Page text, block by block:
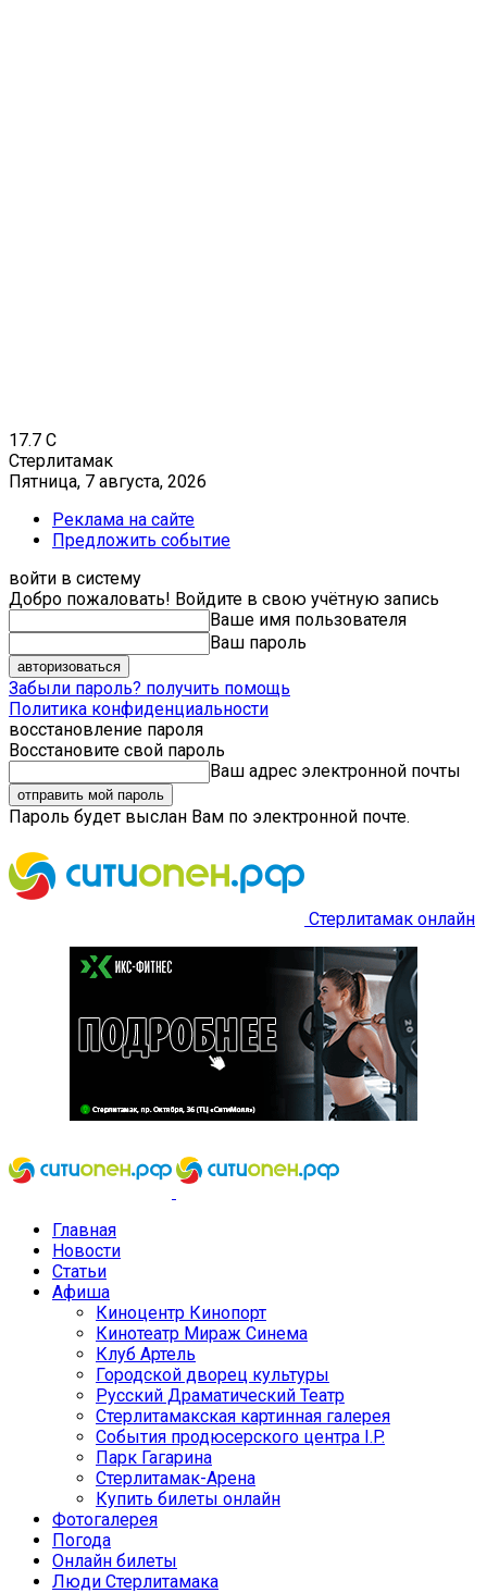
17.7 C
Стерлитамак
Пятница, 7 августа, 2026
Реклама на сайте
Предложить событие
войти в систему
Добро пожаловать! Войдите в свою учётную запись
Ваше имя пользователя
Ваш пароль
Забыли пароль? получить помощь
Политика конфиденциальности
восстановление пароля
Восстановите свой пароль
Ваш адрес электронной почты
Пароль будет выслан Вам по электронной почте.
Стерлитамак онлайн
Главная
Новости
Статьи
Афиша
Киноцентр Кинопорт
Кинотеатр Мираж Синема
Клуб Артель
Городской дворец культуры
Русский Драматический Театр
Стерлитамакская картинная галерея
События продюсерского центра I.P.
Парк Гагарина
Стерлитамак-Арена
Купить билеты онлайн
Фотогалерея
Погода
Онлайн билеты
Люди Стерлитамака